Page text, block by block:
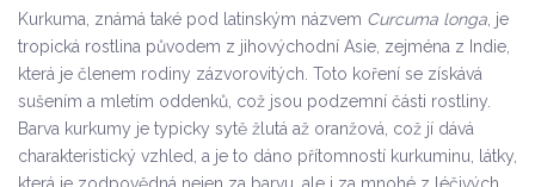
Kurkuma, známá také pod latinským názvem Curcuma longa , je
tropická rostlina původem z jihovýchodní Asie, zejména z Indie,
která je členem rodiny zázvorovitých. Toto koření se získává
sušením a mletím oddenků, což jsou podzemní části rostliny.
Barva kurkumy je typicky sytě žlutá až oranžová, což jí dává
charakteristický vzhled, a je to dáno přítomností kurkuminu, látky,